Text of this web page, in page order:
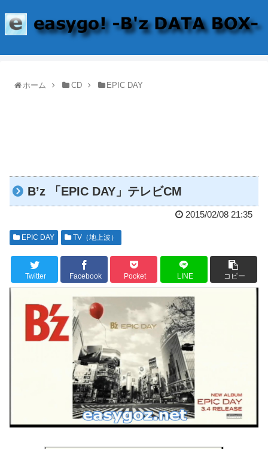
ホーム CD EPIC DAY
B’z 「EPIC DAY」テレビCM
2015/02/08 21:35
EPIC DAY TV（地上波）
Twitter Facebook Pocket LINE コピー